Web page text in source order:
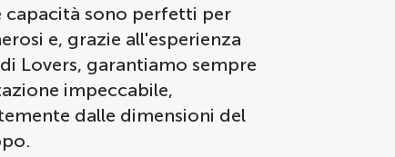
capacità sono perfetti per
e, grazie all'esperienza
Lovers, garantiamo sempre
impeccabile,
dalle dimensioni del